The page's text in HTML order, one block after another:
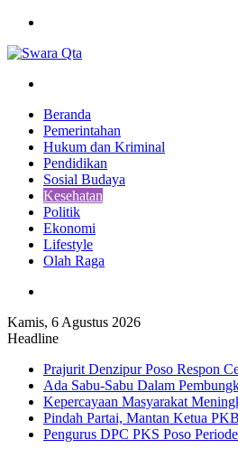
Beranda
Pemerintahan
Hukum dan Kriminal
Pendidikan
Sosial Budaya
Kesehatan
Politik
Ekonomi
Lifestyle
Olah Raga
Kamis, 6 Agustus 2026
Headline
Prajurit Denzipur Poso Respon
Ada Sabu-Sabu Dalam
Kepercayaan Masyarakat
Pindah Partai, Mantan Ketua
Pengurus DPC PKS Poso